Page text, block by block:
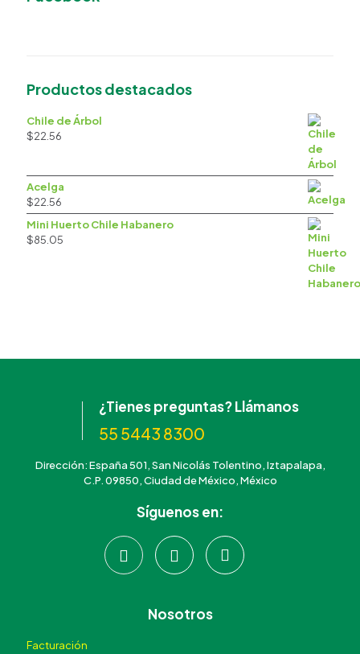
Productos destacados
Chile de Árbol
$22.56
Acelga
$22.56
Mini Huerto Chile Habanero
$85.05
¿Tienes preguntas? Llámanos
55 5443 8300
Dirección: España 501, San Nicolás Tolentino, Iztapalapa,
C.P. 09850, Ciudad de México, México
Síguenos en:
Nosotros
Facturación